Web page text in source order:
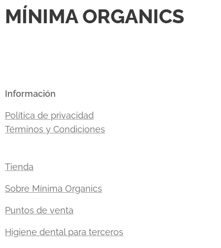
MÍNIMA ORGANICS
Información
Política de privacidad
Términos y Condiciones
Tienda
Sobre Mínima Organics
Puntos de venta
Higiene dental para terceros